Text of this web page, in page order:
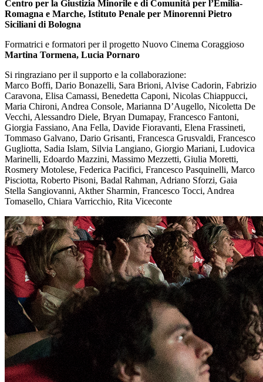
Centro per la Giustizia Minorile e di Comunità per l’Emilia-
Romagna e Marche, Istituto Penale per Minorenni Pietro
Siciliani di Bologna
Formatrici e formatori per il progetto Nuovo Cinema Coraggioso
Martina Tormena, Lucia Pornaro
Si ringraziano per il supporto e la collaborazione:
Marco Boffi, Dario Bonazelli, Sara Brioni, Alvise Cadorin, Fabrizio
Caravona, Elisa Camassi, Benedetta Caponi, Nicolas Chiappucci,
Maria Chironi, Andrea Console, Marianna D’Augello, Nicoletta De
Vecchi, Alessandro Diele, Bryan Dumapay, Francesco Fantoni,
Giorgia Fassiano, Ana Fella, Davide Fioravanti, Elena Frassineti,
Tommaso Galvano, Dario Grisanti, Francesca Grusvaldi, Francesco
Gugliotta, Sadia Islam, Silvia Langiano, Giorgio Mariani, Ludovica
Marinelli, Edoardo Mazzini, Massimo Mezzetti, Giulia Moretti,
Rosmery Motolese, Federica Pacifici, Francesco Pasquinelli, Marco
Pisciotta, Roberto Pisoni, Badal Rahman, Adriano Sforzi, Gaia
Stella Sangiovanni, Akther Sharmin, Francesco Tocci, Andrea
Tomasello, Chiara Varricchio, Rita Viceconte